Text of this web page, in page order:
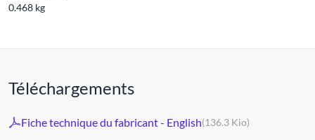
0.468 kg
Téléchargements
Fiche technique du fabricant - English(136.3 Kio)